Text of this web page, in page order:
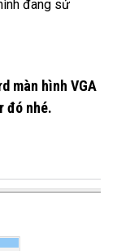
đang sử
màn hình VGA
đó nhé.